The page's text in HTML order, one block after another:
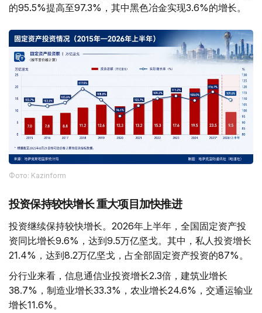
的95.5%提高至97.3%，其中黑色冶金实现3.6%的增长。
Фото: Kazinform
投资保持较快增长 重大项目加快推进
投资继续保持较快增长。2026年上半年，全国固定资产投
资同比增长9.6%，达到9.5万亿坚戈。其中，私人投资增长
21.4%，达到8.2万亿坚戈，占全部固定资产投资的87%。
分行业来看，信息通信业投资增长2.3倍，建筑业增长
38.7%，制造业增长33.3%，农业增长24.6%，交通运输业
增长11.6%。